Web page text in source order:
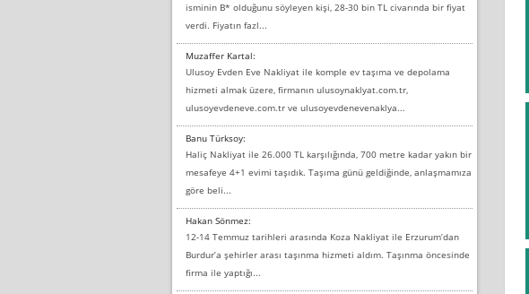
isminin B* olduğunu söyleyen kişi, 28-30 bin TL civarında bir fiyat
verdi. Fiyatın fazl...
Muzaffer Kartal:
Ulusoy Evden Eve Nakliyat ile komple ev taşıma ve depolama
hizmeti almak üzere, firmanın ulusoynaklyat.com.tr,
ulusoyevdeneve.com.tr ve ulusoyevdenevenaklya...
Banu Türksoy:
Haliç Nakliyat ile 26.000 TL karşılığında, 700 metre kadar yakın bir
mesafeye 4+1 evimi taşıdık. Taşıma günü geldiğinde, anlaşmamıza
göre beli...
Hakan Sönmez:
12-14 Temmuz tarihleri arasında Koza Nakliyat ile Erzurum’dan
Burdur’a şehirler arası taşınma hizmeti aldım. Taşınma öncesinde
firma ile yaptığı...